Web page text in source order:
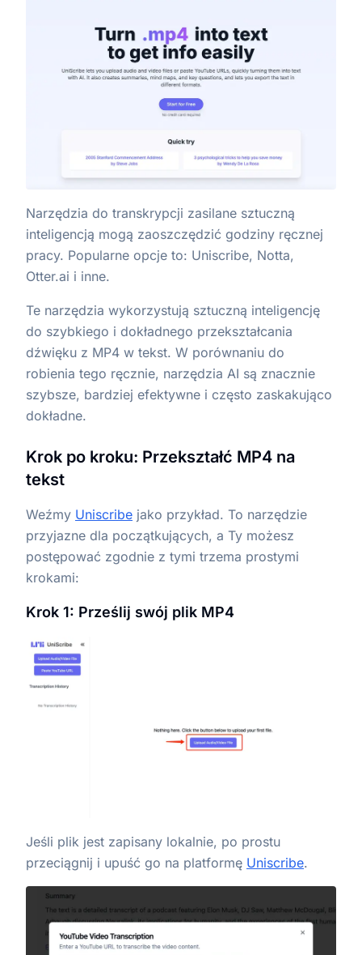
Narzędzia do transkrypcji zasilane sztuczną
inteligencją mogą zaoszczędzić godziny ręcznej
pracy. Popularne opcje to: Uniscribe, Notta,
Otter.ai i inne.
Te narzędzia wykorzystują sztuczną inteligencję
do szybkiego i dokładnego przekształcania
dźwięku z MP4 w tekst. W porównaniu do
robienia tego ręcznie, narzędzia AI są znacznie
szybsze, bardziej efektywne i często zaskakująco
dokładne.
Krok po kroku: Przekształć MP4 na
tekst
Weźmy Uniscribe jako przykład. To narzędzie
przyjazne dla początkujących, a Ty możesz
postępować zgodnie z tymi trzema prostymi
krokami:
Krok 1: Prześlij swój plik MP4
Jeśli plik jest zapisany lokalnie, po prostu
przeciągnij i upuść go na platformę Uniscribe.